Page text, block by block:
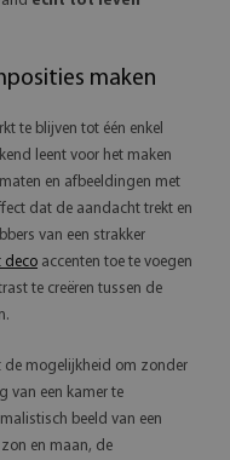
maken
te blijven tot één enkel
leent voor het maken
en afbeeldingen met
dat de aandacht trekt en
van een strakker
deco accenten toe te voegen
te creëren tussen de
de mogelijkheid om zonder
van een kamer te
beeld van een
en maan, de